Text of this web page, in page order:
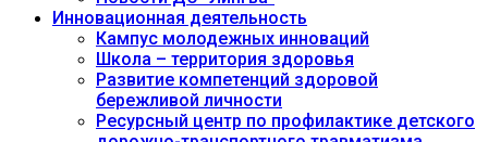
Инновационная деятельность
Кампус молодежных инноваций
Школа – территория здоровья
Развитие компетенций здоровой
бережливой личности
Ресурсный центр по профилактике детского